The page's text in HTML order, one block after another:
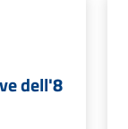
dell'8